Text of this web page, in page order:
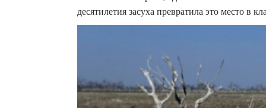
десятилетия засуха превратила это место в